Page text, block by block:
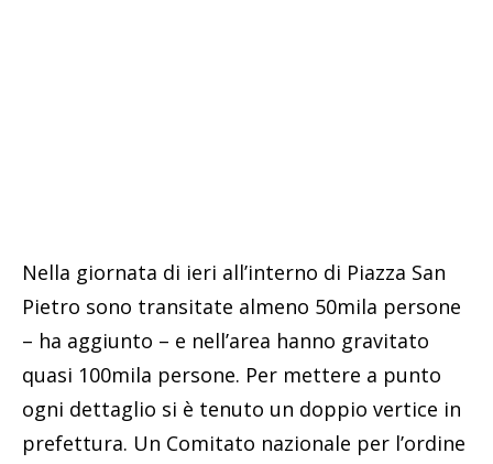
Nella giornata di ieri all’interno di Piazza San
Pietro sono transitate almeno 50mila persone
– ha aggiunto – e nell’area hanno gravitato
quasi 100mila persone. Per mettere a punto
ogni dettaglio si è tenuto un doppio vertice in
prefettura. Un Comitato nazionale per l’ordine